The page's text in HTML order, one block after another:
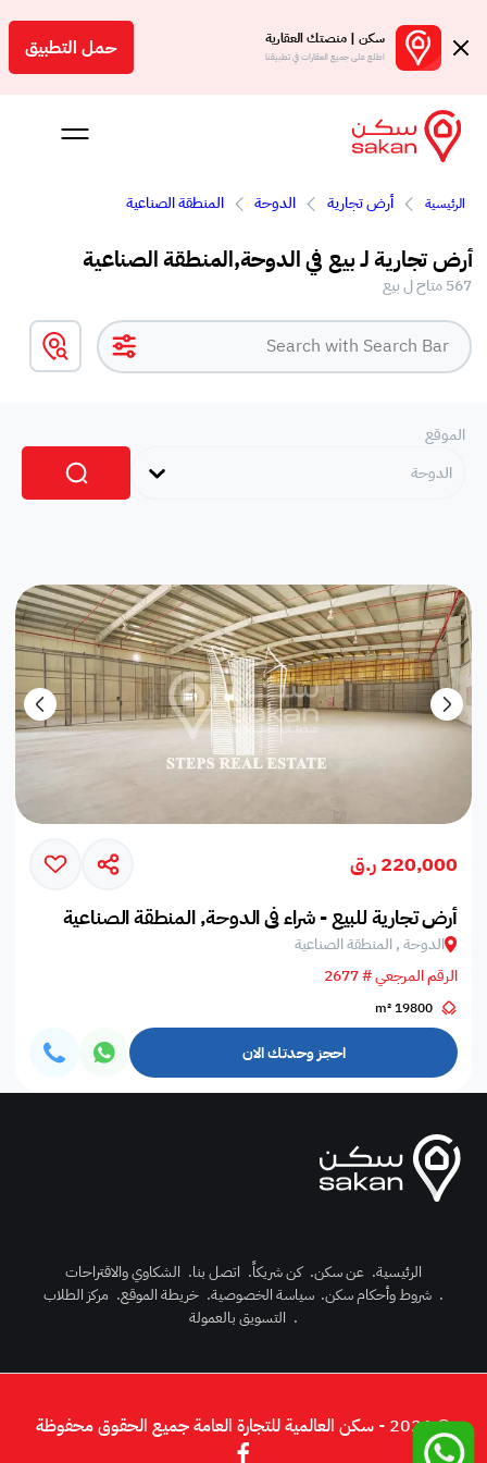
سكن | منصتك العقارية
اطلع على جميع العقارات في تطبيقنا حمل التطبيق
الرئيسية أرض تجارية الدوحة المنطقة الصناعية
أرض تجارية لـ بيع في الدوحة,المنطقة الصناعية
567 متاح ل بيع
الموقع
الدوحة
220,000 ر.ق
أرض تجارية للبيع - شراء في الدوحة, المنطقة الصناعية
الدوحة , المنطقة الصناعية
الرقم المرجعي # 2677
19800 m²
احجز وحدتك الان
الرئيسية. عن سكن. كن شريكاً. اتصل بنا. الشكاوي والاقتراحات
. شروط وأحكام سكن. سياسة الخصوصية. خريطة الموقع. مركز الطلاب
. التسويق بالعمولة
© 2026 - سكن العالمية للتجارة العامة جميع الحقوق محفوظة